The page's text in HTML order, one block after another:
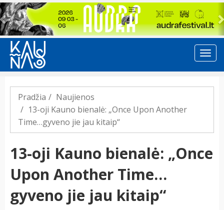
Previous
Pradžia
Naujienos
13-oji Kauno bienalė: „Once Upon Another
Time…gyveno jie jau kitaip“
13-oji Kauno bienalė: „Once
Upon Another Time…
gyveno jie jau kitaip“